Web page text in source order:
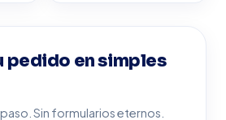
pedido en simples
Sin formularios eternos.